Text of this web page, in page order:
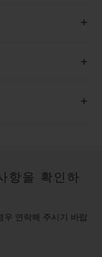
+
+
며, 개인정보를 안
+
항을 확인하
우 연락해 주시기 바랍